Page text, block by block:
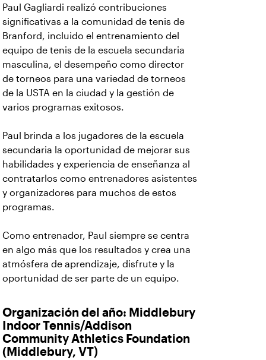
Paul Gagliardi realizó contribuciones
significativas a la comunidad de tenis de
Branford, incluido el entrenamiento del
equipo de tenis de la escuela secundaria
masculina, el desempeño como director
de torneos para una variedad de torneos
de la USTA en la ciudad y la gestión de
varios programas exitosos.
Paul brinda a los jugadores de la escuela
secundaria la oportunidad de mejorar sus
habilidades y experiencia de enseñanza al
contratarlos como entrenadores asistentes
y organizadores para muchos de estos
programas.
Como entrenador, Paul siempre se centra
en algo más que los resultados y crea una
atmósfera de aprendizaje, disfrute y la
oportunidad de ser parte de un equipo.
Organización del año: Middlebury
Indoor Tennis/Addison
Community Athletics Foundation
(Middlebury, VT)